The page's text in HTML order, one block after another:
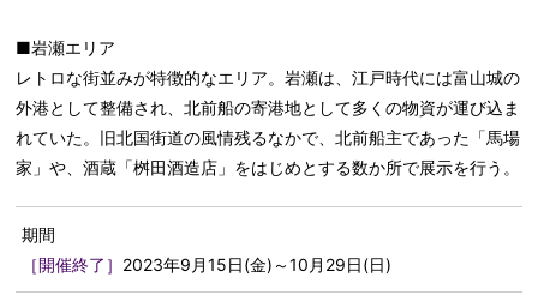
■岩瀬エリア
レトロな街並みが特徴的なエリア。岩瀬は、江戸時代には富山城の
外港として整備され、北前船の寄港地として多くの物資が運び込ま
れていた。旧北国街道の風情残るなかで、北前船主であった「馬場
家」や、酒蔵「桝田酒造店」をはじめとする数か所で展示を行う。
期間
［開催終了］ 2023年9月15日(金)～10月29日(日)